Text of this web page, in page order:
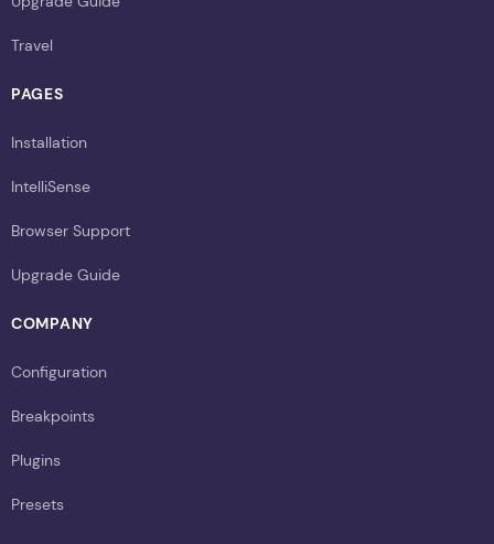
Travel
PAGES
Installation
IntelliSense
Browser Support
Upgrade Guide
COMPANY
Configuration
Breakpoints
Plugins
Presets